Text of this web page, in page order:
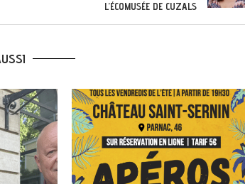
L’ÉCOMUSÉE DE CUZALS